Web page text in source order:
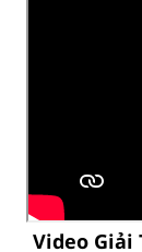
Video Giải